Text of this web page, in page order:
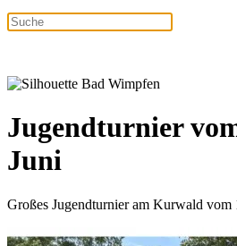
Jugendturnier
Juni
Großes Jugendturnier am Kurwald vom